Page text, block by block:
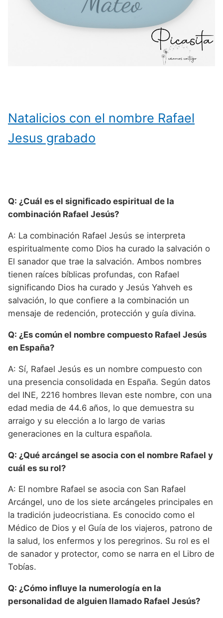
Natalicios con el nombre Rafael
Jesus grabado
Q: ¿Cuál es el significado espiritual de la
combinación Rafael Jesús?
A: La combinación Rafael Jesús se interpreta
espiritualmente como Dios ha curado la salvación o
El sanador que trae la salvación. Ambos nombres
tienen raíces bíblicas profundas, con Rafael
significando Dios ha curado y Jesús Yahveh es
salvación, lo que confiere a la combinación un
mensaje de redención, protección y guía divina.
Q: ¿Es común el nombre compuesto Rafael Jesús
en España?
A: Sí, Rafael Jesús es un nombre compuesto con
una presencia consolidada en España. Según datos
del INE, 2216 hombres llevan este nombre, con una
edad media de 44.6 años, lo que demuestra su
arraigo y su elección a lo largo de varias
generaciones en la cultura española.
Q: ¿Qué arcángel se asocia con el nombre Rafael y
cuál es su rol?
A: El nombre Rafael se asocia con San Rafael
Arcángel, uno de los siete arcángeles principales en
la tradición judeocristiana. Es conocido como el
Médico de Dios y el Guía de los viajeros, patrono de
la salud, los enfermos y los peregrinos. Su rol es el
de sanador y protector, como se narra en el Libro de
Tobías.
Q: ¿Cómo influye la numerología en la
personalidad de alguien llamado Rafael Jesús?